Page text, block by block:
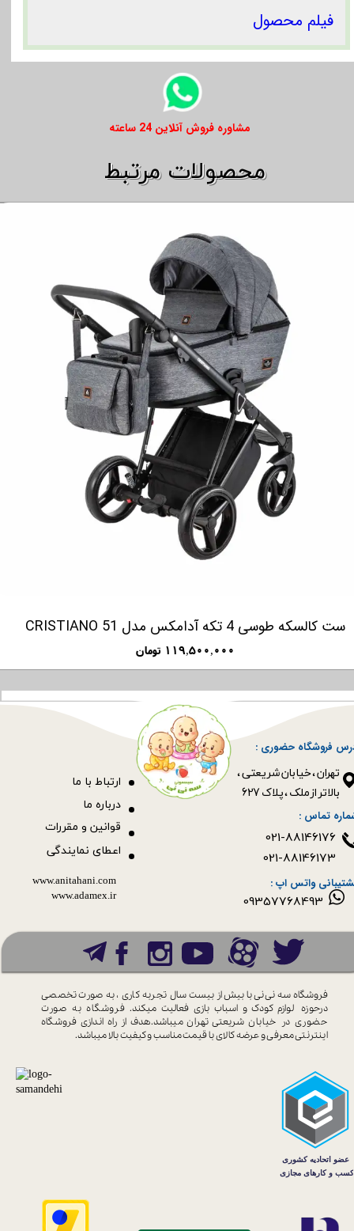
فیلم محصول
​​مشاوره فروش آنلاین 24 ساعته
ست کالسکه طوسی 4 تکه آدامکس مدل CRISTIANO 51
۱۱۹,۵۰۰,۰۰۰ تومان
​​محصولات مرتبط
فروشگاه حضوری :
​​​​​​​تهران ، خیابان شریعتی ،
بالاتر از ملک ، پلاک 627​​​​​​​
قوانین و مقررات
ارتباط با ما
09357768493
درباره ما
اعطای نمایندگی
www.anitahani.com
www.ada​​​​​​​mex.ir
فروشگاه سه نی نی با بیش از بیست سال تجربه کاری ، به صورت تخصصی
درحوزه لوازم کودک و اسباب بازی فعالیت میکند. فروشگاه به صورت
حضوری در خیابان شریعتی تهران میباشد.هدف از راه اندازی فروشگاه
اینترنتی معرفی و عرضه کالای باقیمت مناسب و کیفیت بالا میباشد.
تماس :
واتس اپ :